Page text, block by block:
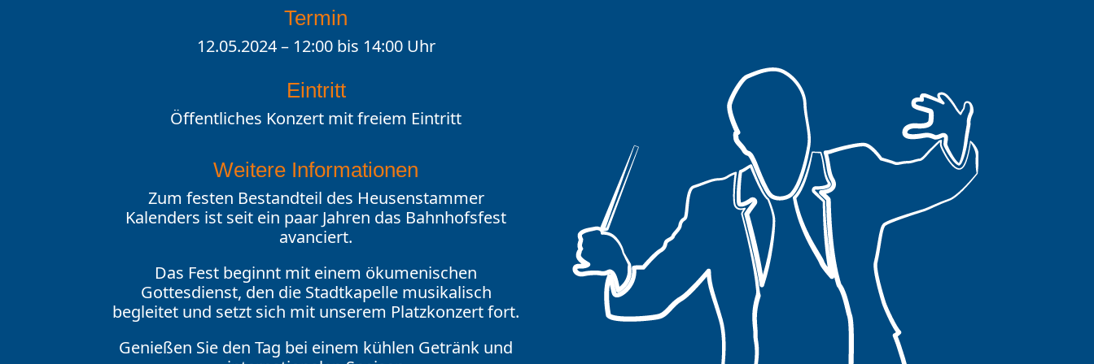
Termin
12.05.2024 – 12:00 bis 14:00 Uhr
Eintritt
Öffentliches Konzert mit freiem Eintritt
Weitere Informationen
Zum festen Bestandteil des Heusenstammer
Kalenders ist seit ein paar Jahren das Bahnhofsfest
avanciert.
Das Fest beginnt mit einem ökumenischen
Gottesdienst, den die Stadtkapelle musikalisch
begleitet und setzt sich mit unserem Platzkonzert fort.
Genießen Sie den Tag bei einem kühlen Getränk und